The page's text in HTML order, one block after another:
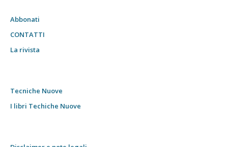
Abbonati
CONTATTI
La rivista
Tecniche Nuove
I libri Techiche Nuove